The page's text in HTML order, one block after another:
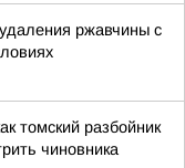
ржавчины с
томский разбойник
чиновника